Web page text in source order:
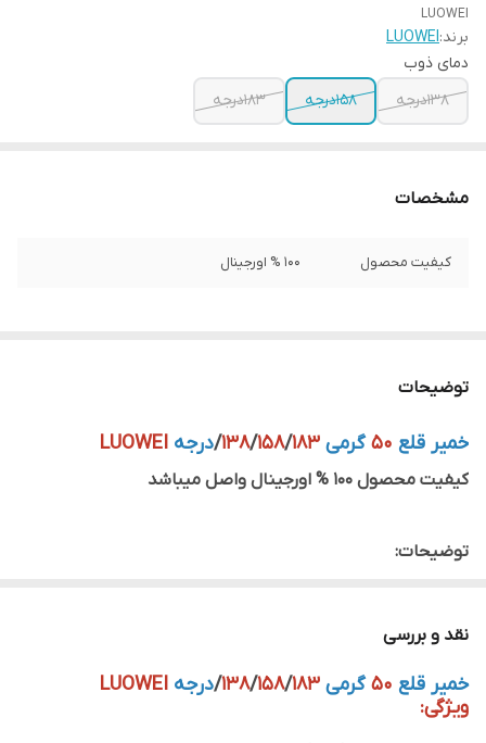
LUOWEI
برند:LUOWEI
دمای ذوب
138درجه
158درجه 183درجه
مشخصات
کیفیت محصول 100 % اورجینال
توضیحات
خمیر قلع 50گرمی 138/158/183
/درجه LUOWEI
کیفیت محصول 100 % اورجینال واصل میباشد
توضیحات:
کاربردی برای تعمیرات و لحیم کاری برد گوشی‌های موبایل، تبلت و
نقد و بررسی
خمیر قلع 50گرمی 138/158/183
/درجه LUOWEI
ویژگی: